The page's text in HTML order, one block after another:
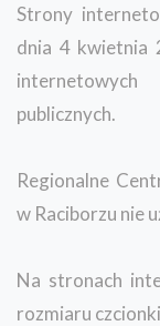
Strony
dnia 4 kwietnia
publicznych.
Regionalne
w Raciborzu nie
Na stronach
rozmiaru